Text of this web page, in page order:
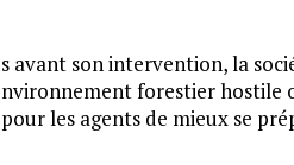
avant son intervention, la
forestier hostile
les agents de mieux se